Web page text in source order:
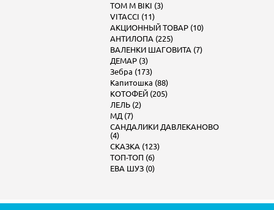
TOM M BIKI (3)
VITACCI (11)
АКЦИОННЫЙ ТОВАР (10)
АНТИЛОПА (225)
ВАЛЕНКИ ШАГОВИТА (7)
ДЕМАР (3)
Зебра (173)
Капитошка (88)
КОТОФЕЙ (205)
ЛЕЛЬ (2)
МД (7)
САНДАЛИКИ ДАВЛЕКАНОВО
(4)
СКАЗКА (123)
ТОП-ТОП (6)
ЕВА ШУЗ (0)